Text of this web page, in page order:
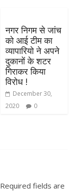
नगर निगम से जांच
को आई टीम का
व्यापारियो ने अपने
दुकानों के शटर
गिराकर किया
विरोध !
December 30,
2020
0
Required fields are